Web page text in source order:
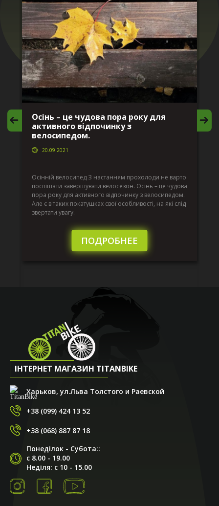
Осінь – це чудова пора року для
активного відпочинку з
велосипедом.
20.09.2021
Осінній велосипед З настанням прохолоди не варто
поспішати завершувати велосезон. Осінь – це чудова
пора року для активного відпочинку з велосипедом.
Але є в таких покатушках свої особливості, на які слід
звертати увагу.
ПОДРОБНЕЕ
ІНТЕРНЕТ МАГАЗИН TITANBIKE
Харьков, ул.Льва Толстого и Раевской
+38 (099) 424 13 52
+38 (068) 887 87 18
Понеділок - Субота::
с 8.00 - 19.00
Неділя: с 10 - 15.00